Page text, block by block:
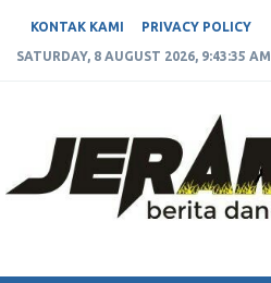
KONTAK KAMI PRIVACY POLICY
SATURDAY, 8 AUGUST 2026, 9:43:35 AM
JERAMIDOTINFO